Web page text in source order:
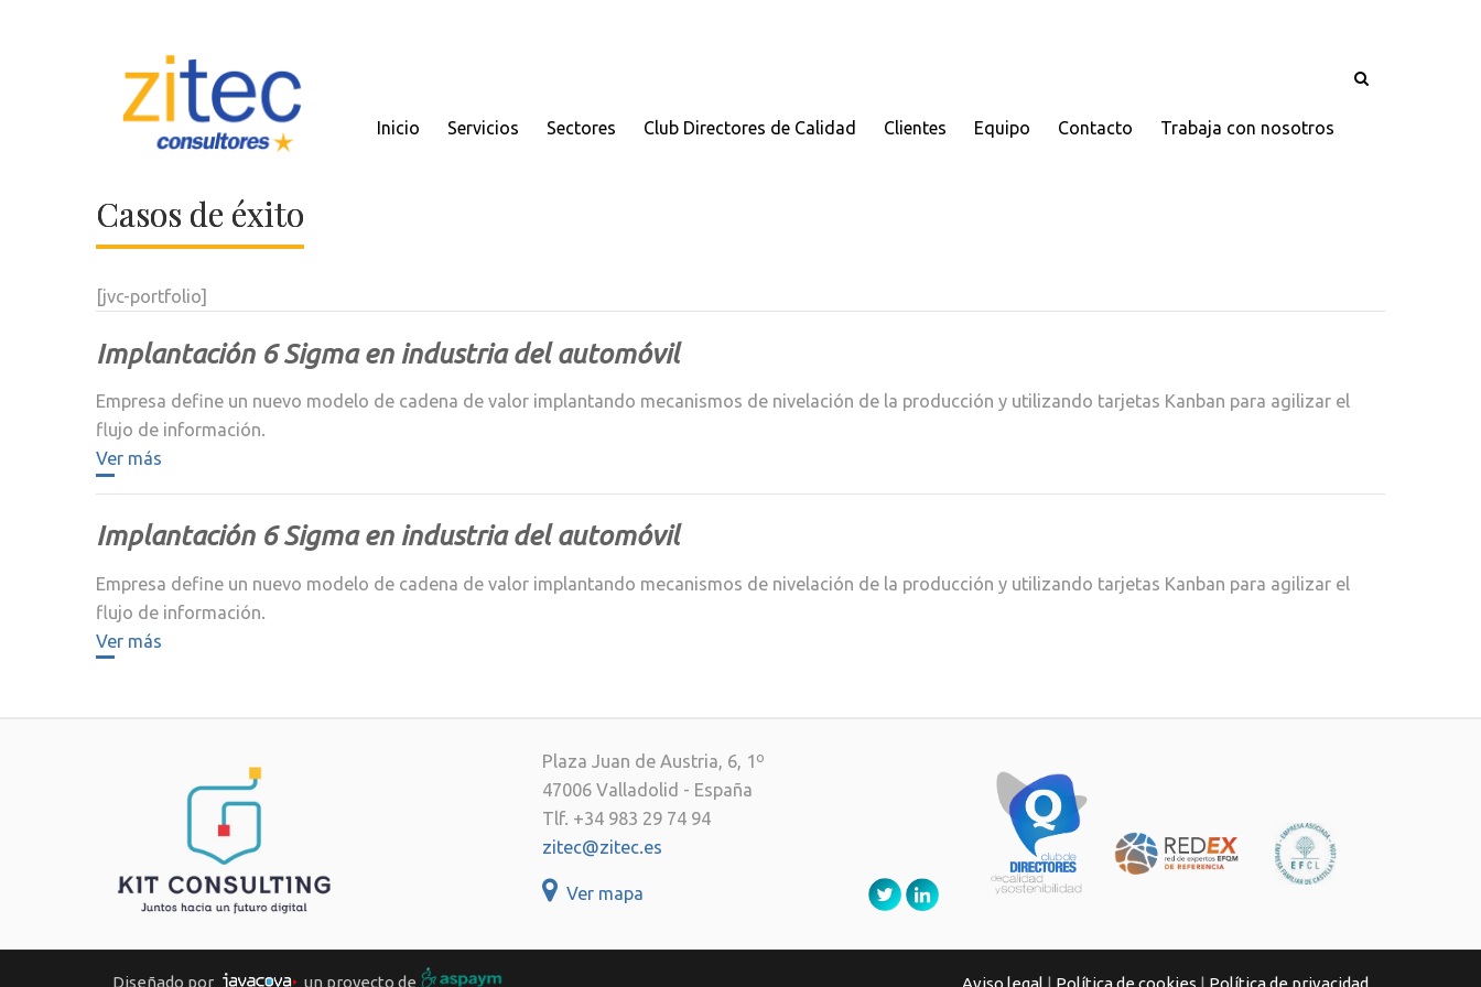
Inicio Servicios Sectores Club Directores de Calidad Clientes Equipo Contacto Trabaja con nosotros
Casos de éxito
[jvc-portfolio]
Implantación 6 Sigma en industria del automóvil
Empresa define un nuevo modelo de cadena de valor implantando mecanismos de nivelación de la producción y utilizando tarjetas Kanban para agilizar el
flujo de información.
Ver más
Implantación 6 Sigma en industria del automóvil
Empresa define un nuevo modelo de cadena de valor implantando mecanismos de nivelación de la producción y utilizando tarjetas Kanban para agilizar el
flujo de información.
Ver más
Plaza Juan de Austria, 6, 1º
47006 Valladolid - España
Tlf. +34 983 29 74 94
zitec@zitec.es
Ver mapa
Diseñado por un proyecto de Aviso legal | Política de cookies | Política de privacidad